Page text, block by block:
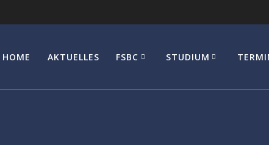
HOME AKTUELLES FSBC STUDIUM